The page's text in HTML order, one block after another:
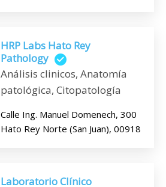
HRP Labs Hato Rey
Pathology
Análisis clinicos, Anatomía
patológica, Citopatología
Calle Ing. Manuel Domenech, 300
Hato Rey Norte (San Juan), 00918
Laboratorio Clínico